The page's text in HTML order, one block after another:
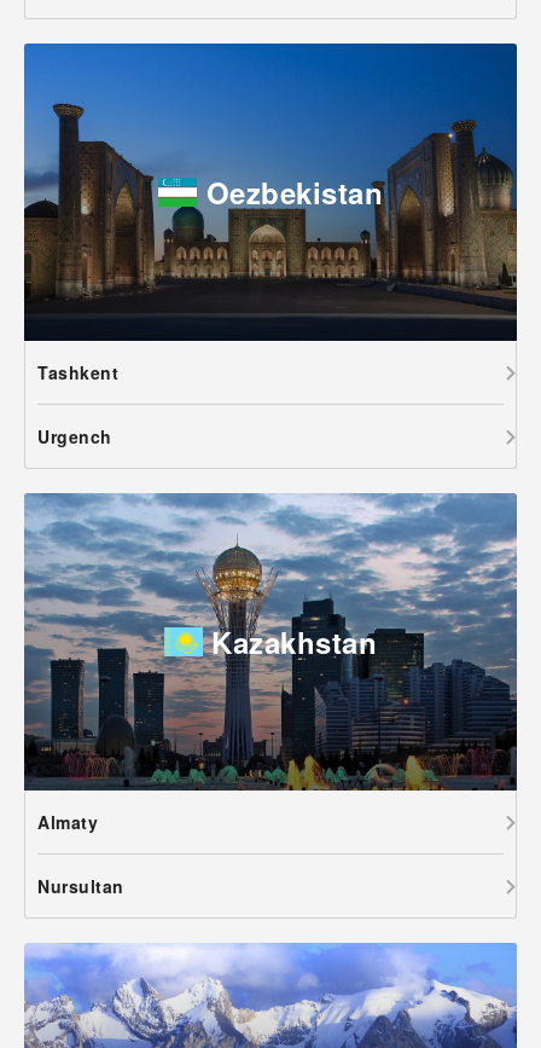
Oezbekistan
Tashkent
Urgench
Kazakhstan
Almaty
Nursultan